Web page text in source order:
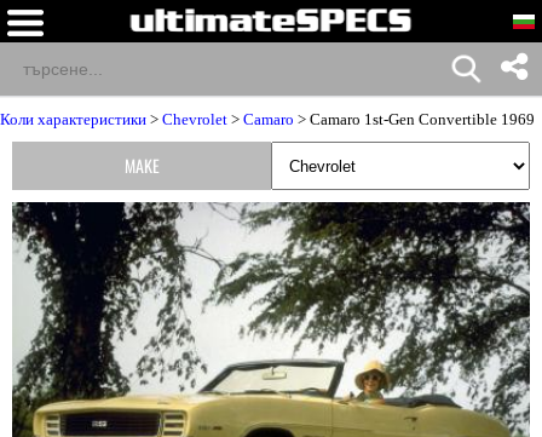
Коли характеристики > Chevrolet > Camaro > Camaro 1st-Gen Convertible 1969
MAKE